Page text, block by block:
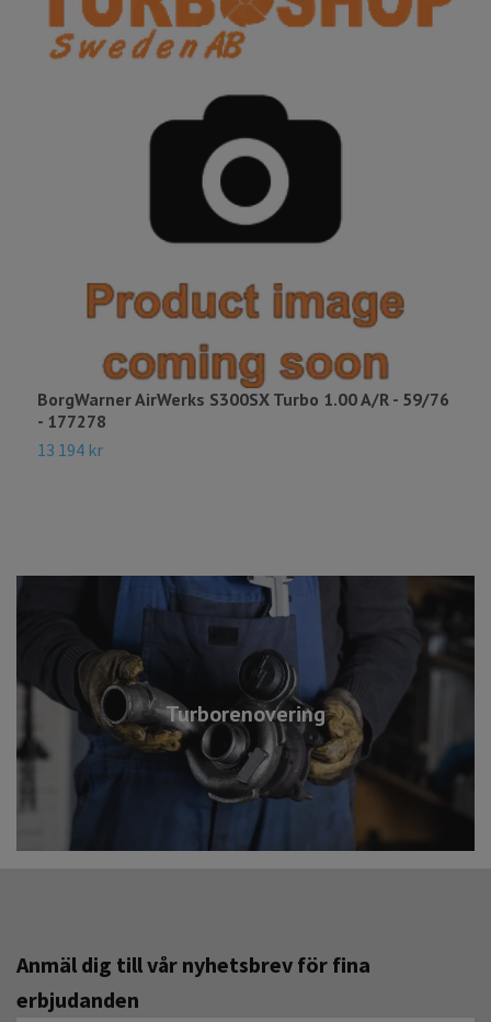
Turborenovering
BorgWarner AirWerks S300SX Turbo 1.00 A/R - 59/76
- 177278
13 194 kr
Anmäl dig till vår nyhetsbrev för fina
erbjudanden